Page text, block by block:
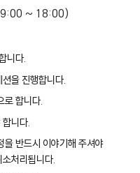
, 9:00 ~ 18:00)
니다.
을 진행합니다.
로 합니다.
니다.
을 반드시 이야기해 주셔야
처리됩니다.